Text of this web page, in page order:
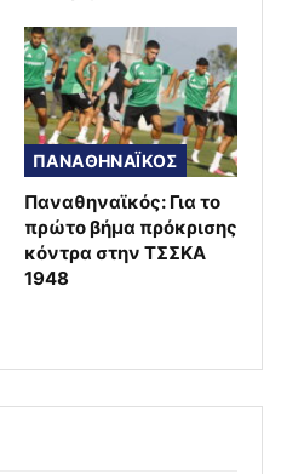
ΠΑΝΑΘΗΝΑΪΚΟΣ
Παναθηναϊκός: Για το
πρώτο βήμα πρόκρισης
κόντρα στην ΤΣΣΚΑ
1948